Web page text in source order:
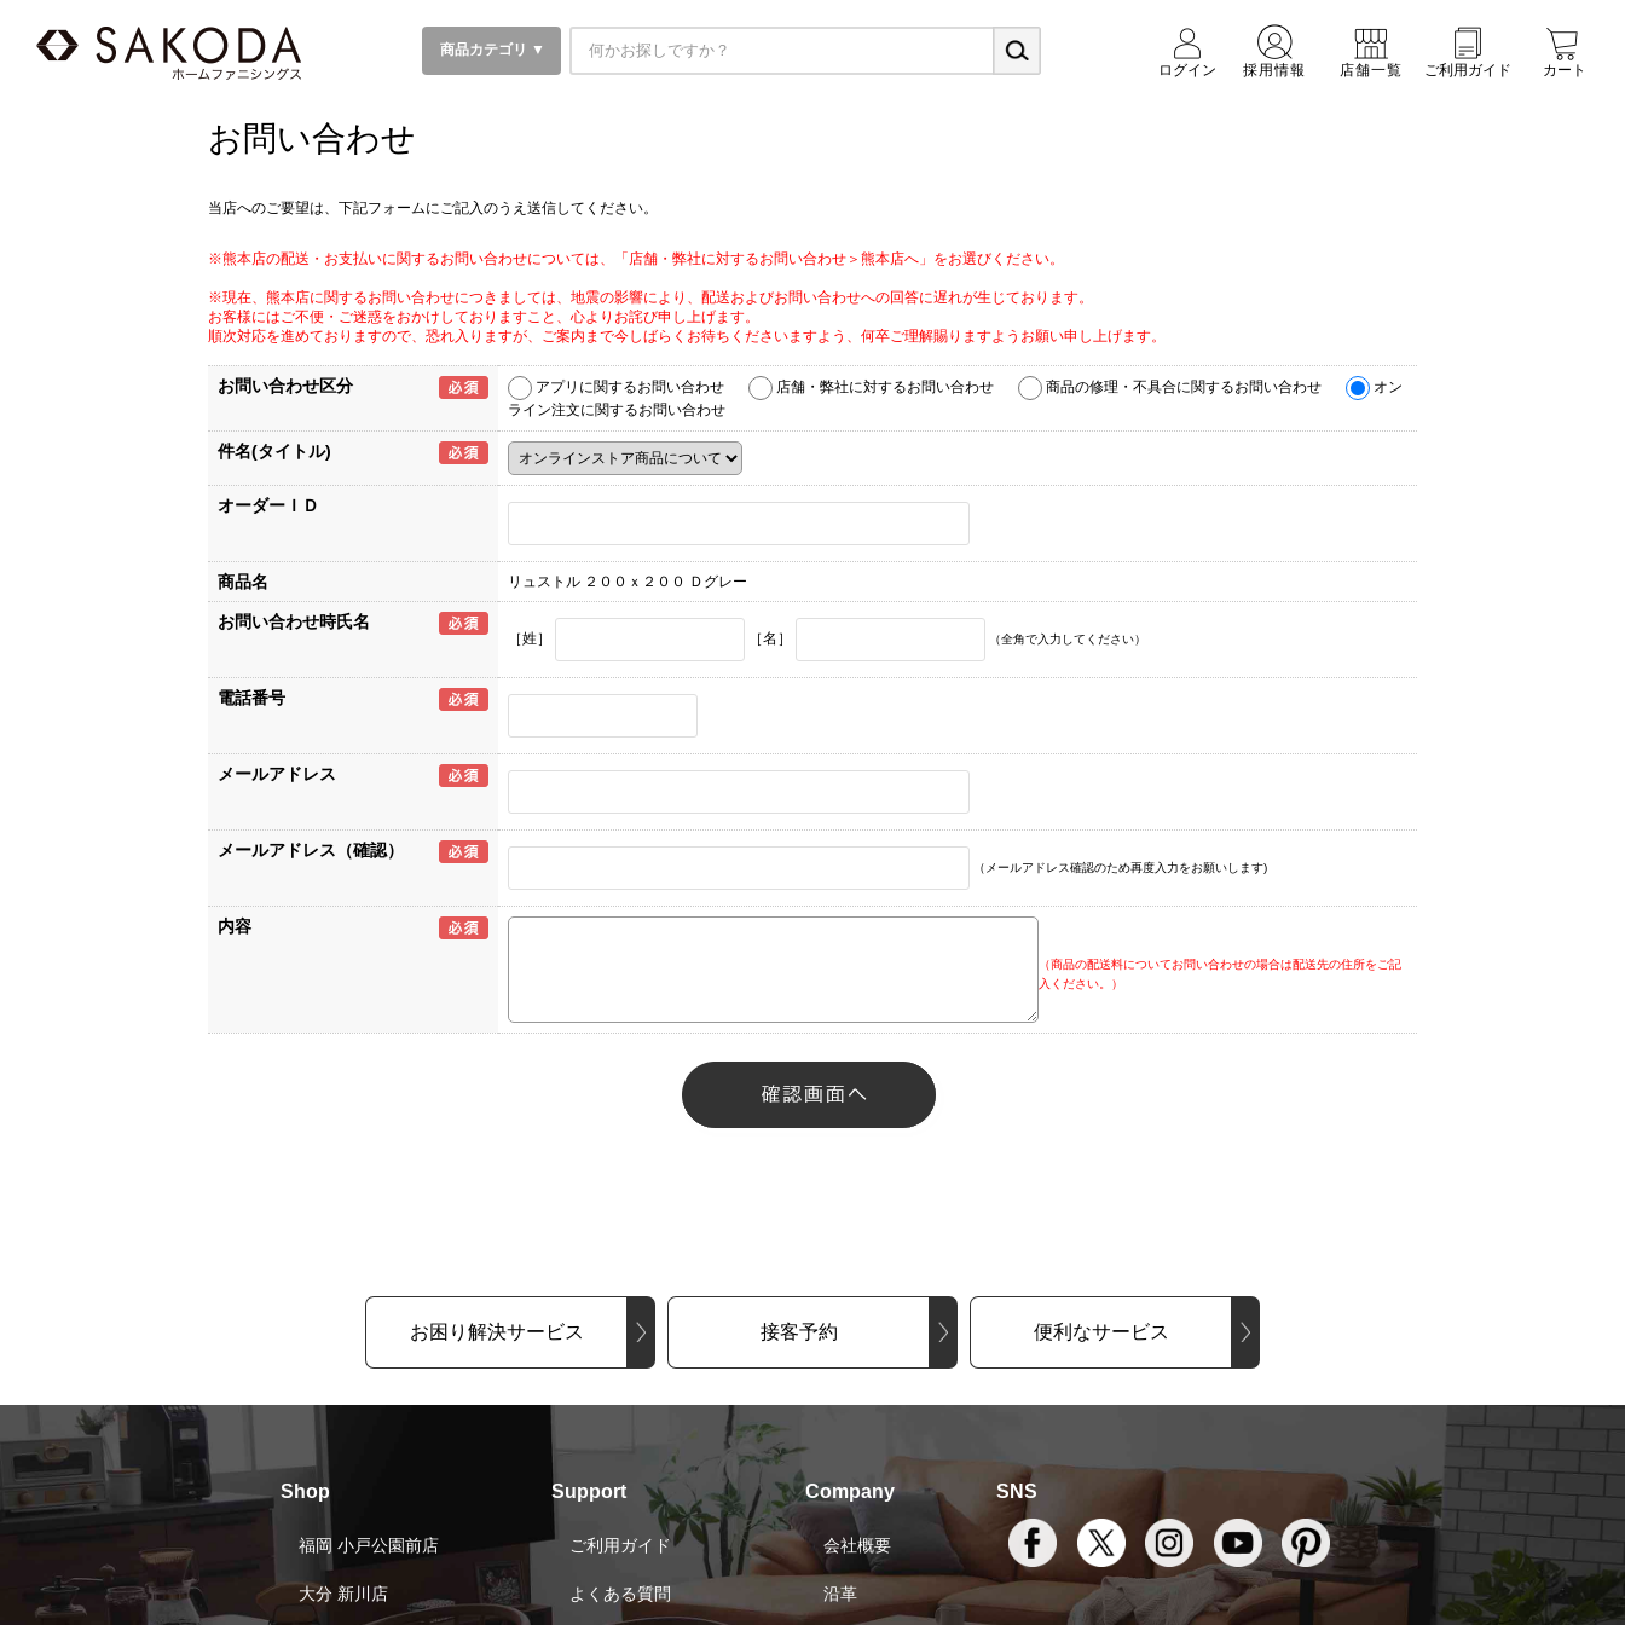
商品カテゴリ ▼
ログイン
採用情報 店舗一覧 ご利用ガイド カート
お問い合わせ
当店へのご要望は、下記フォームにご記入のうえ送信してください。
※熊本店の配送・お支払いに関するお問い合わせについては、「店舗・弊社に対するお問い合わせ＞熊本店へ」をお選びください。
※現在、熊本店に関するお問い合わせにつきましては、地震の影響により、配送およびお問い合わせへの回答に遅れが生じております。
お客様にはご不便・ご迷惑をおかけしておりますこと、心よりお詫び申し上げます。
順次対応を進めておりますので、恐れ入りますが、ご案内まで今しばらくお待ちくださいますよう、何卒ご理解賜りますようお願い申し上げます。
お問い合わせ区分 アプリに関するお問い合わせ 店舗・弊社に対するお問い合わせ 商品の修理・不具合に関するお問い合わせ
オン
ライン注文に関するお問い合わせ
件名(タイトル)
オーダーＩＤ
商品名 リュストル ２００ｘ２００ Ｄグレー
お問い合わせ時氏名
［姓］ ［名］ （全角で入力してください）
電話番号
メールアドレス
メールアドレス（確認）
（メールアドレス確認のため再度入力をお願いします)
内容
（商品の配送料についてお問い合わせの場合は配送先の住所をご記
入ください。）
お困り解決サービス 接客予約 便利なサービス
Shop
福岡 小戸公園前店
大分 新川店
Support
ご利用ガイド
よくある質問
Company
会社概要
沿革
SNS